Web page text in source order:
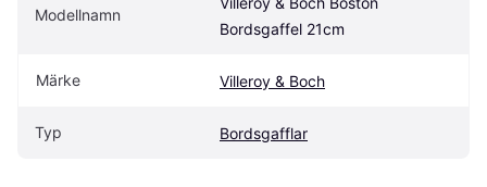
Modellnamn
Bordsgaffel 21cm
Märke Villeroy & Boch
Typ Bordsgafflar